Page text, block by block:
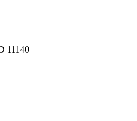
11140